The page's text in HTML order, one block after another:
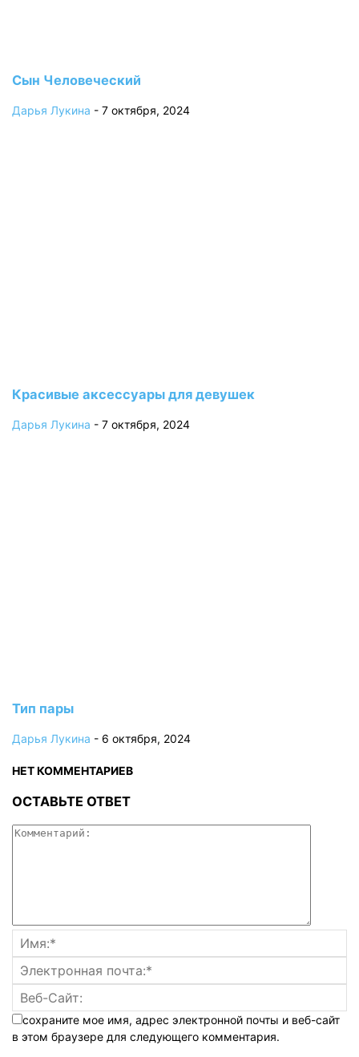
Сын Человеческий
Дарья Лукина - 7 октября, 2024
Красивые аксессуары для девушек
Дарья Лукина - 7 октября, 2024
Тип пары
Дарья Лукина - 6 октября, 2024
НЕТ КОММЕНТАРИЕВ
ОСТАВЬТЕ ОТВЕТ
сохраните мое имя, адрес электронной почты и веб-сайт
в этом браузере для следующего комментария.